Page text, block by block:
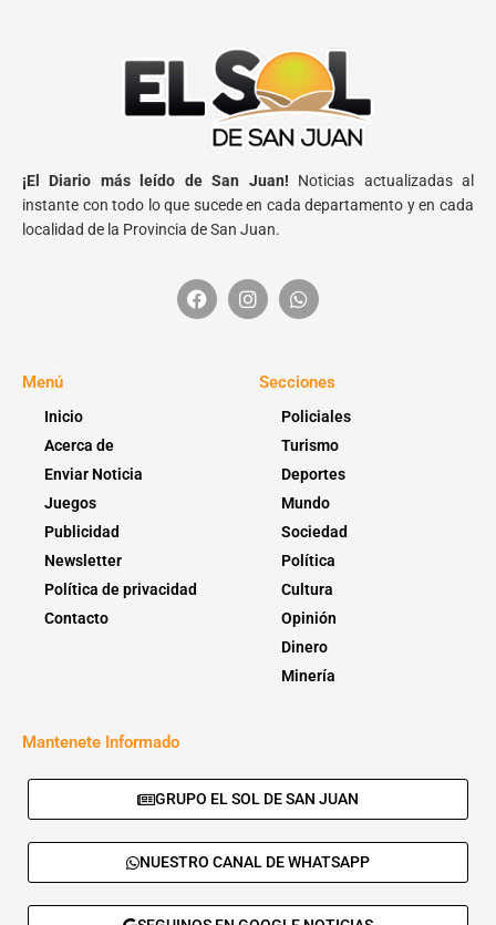
¡El Diario más leído de San Juan! Noticias actualizadas al
instante con todo lo que sucede en cada departamento y en cada
localidad de la Provincia de San Juan.
Menú
Inicio
Acerca de
Enviar Noticia
Juegos
Publicidad
Newsletter
Política de privacidad
Contacto
Secciones
Policiales
Turismo
Deportes
Mundo
Sociedad
Política
Cultura
Opinión
Dinero
Minería
Mantenete Informado
GRUPO EL SOL DE SAN JUAN
NUESTRO CANAL DE WHATSAPP